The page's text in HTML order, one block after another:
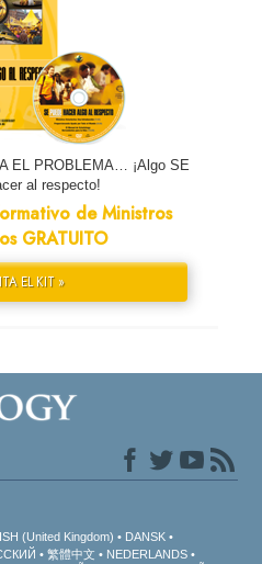
EL PROBLEMA… ¡Algo SE
al respecto!
de Ministros
GRATUITO
EL KIT »
(United Kingdom)
DANSK
繁體中文
NEDERLANDS